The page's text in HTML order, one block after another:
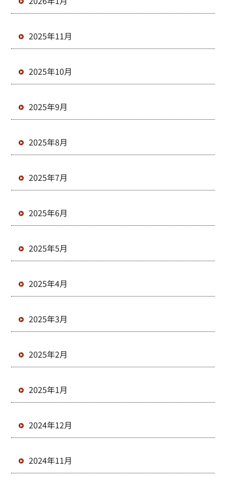
2025年11月
2025年10月
2025年9月
2025年8月
2025年7月
2025年6月
2025年5月
2025年4月
2025年3月
2025年2月
2025年1月
2024年12月
2024年11月